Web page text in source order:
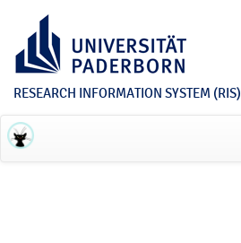
RESEARCH INFORMATION SYSTEM (RIS)